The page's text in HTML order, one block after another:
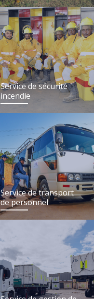
Service de sécurité
incendie
Service de transport
de personnel